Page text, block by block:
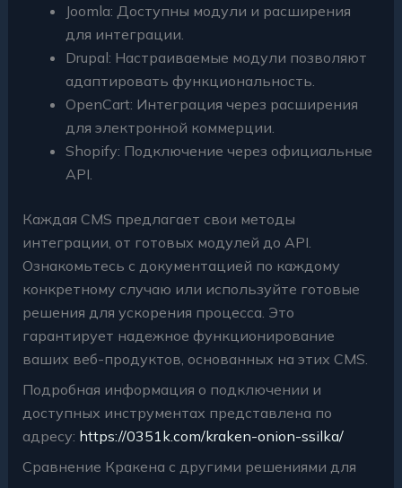
Joomla: Доступны модули и расширения
для интеграции.
Drupal: Настраиваемые модули позволяют
адаптировать функциональность.
OpenCart: Интеграция через расширения
для электронной коммерции.
Shopify: Подключение через официальные
API.
Каждая CMS предлагает свои методы
интеграции, от готовых модулей до API.
Ознакомьтесь с документацией по каждому
конкретному случаю или используйте готовые
решения для ускорения процесса. Это
гарантирует надежное функционирование
ваших веб-продуктов, основанных на этих CMS.
Подробная информация о подключении и
доступных инструментах представлена по
адресу: https://0351k.com/kraken-onion-ssilka/
Сравнение Кракена с другими решениями для